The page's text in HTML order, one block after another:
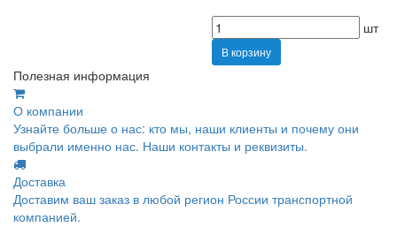
шт
В корзину
Полезная информация
О компании
Узнайте больше о нас: кто мы, наши клиенты и почему они
выбрали именно нас. Наши контакты и реквизиты.
Доставка
Доставим ваш заказ в любой регион России транспортной
компанией.